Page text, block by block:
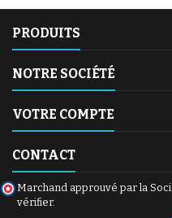
PRODUITS
NOTRE SOCIÉTÉ
VOTRE COMPTE
CONTACT
Marchand approuvé par la
vérifier.